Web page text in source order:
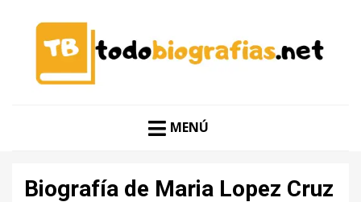
TODO BIOGRAFÍAS
MENÚ
Biografía de Maria Lopez Cruz